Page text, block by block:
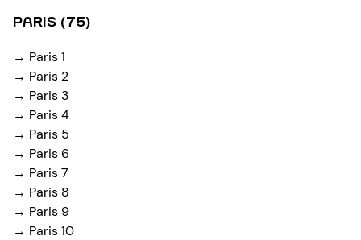
PARIS (75)
→ Paris 1
→ Paris 2
→ Paris 3
→ Paris 4
→ Paris 5
→ Paris 6
→ Paris 7
→ Paris 8
→ Paris 9
→ Paris 10